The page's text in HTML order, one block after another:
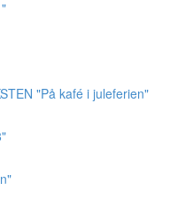
"På kafé i juleferien"